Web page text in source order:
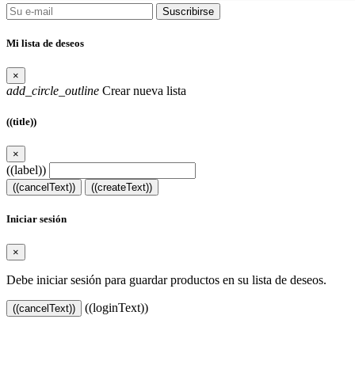
Suscribirse
Mi lista de deseos
×
add_circle_outline Crear nueva lista
((title))
×
((label))
((cancelText)) ((createText))
Iniciar sesión
×
Debe iniciar sesión para guardar productos en su lista de deseos.
((cancelText)) ((loginText))